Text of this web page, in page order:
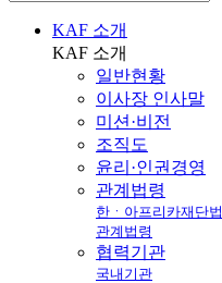
KAF 소개
KAF 소개
일반현황
이사장 인사말
미션·비전
조직도
윤리·인권경영
관계법령
한ㆍ아프리카재단법
관계법령
협력기관
국내기관